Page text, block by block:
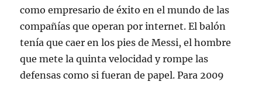
como empresario de éxito en el mundo de las
compañías que operan por internet. El balón
tenía que caer en los pies de Messi, el hombre
que mete la quinta velocidad y rompe las
defensas como si fueran de papel. Para 2009